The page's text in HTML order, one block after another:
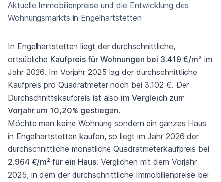
Aktuelle Immobilienpreise und die Entwicklung des
Wohnungsmarkts in Engelhartstetten
In Engelhartstetten liegt der durchschnittliche,
ortsübliche Kaufpreis für Wohnungen bei 3.419 €/m² im
Jahr 2026. Im Vorjahr 2025 lag der durchschnittliche
Kaufpreis pro Quadratmeter noch bei 3.102 €. Der
Durchschnittskaufpreis ist also im Vergleich zum
Vorjahr um 10,20% gestiegen.
Möchte man keine Wohnung sondern ein ganzes Haus
in Engelhartstetten kaufen, so liegt im Jahr 2026 der
durchschnittliche monatliche Quadratmeterkaufpreis bei
2.964 €/m² für ein Haus. Verglichen mit dem Vorjahr
2025, in dem der durchschnittliche Immobilienpreise bei